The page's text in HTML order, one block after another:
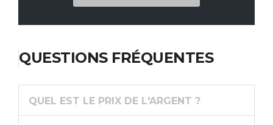
QUESTIONS FRÉQUENTES
QUEL EST LE PRIX DE L'ARGENT ?